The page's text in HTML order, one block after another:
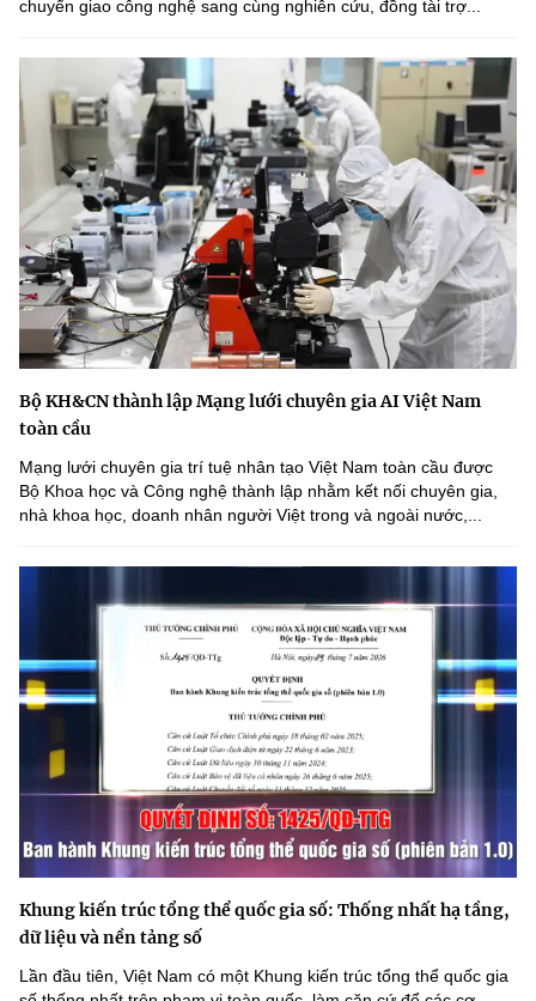
chuyển giao công nghệ sang cùng nghiên cứu, đồng tài trợ...
Bộ KH&CN thành lập Mạng lưới chuyên gia AI Việt Nam
toàn cầu
Mạng lưới chuyên gia trí tuệ nhân tạo Việt Nam toàn cầu được
Bộ Khoa học và Công nghệ thành lập nhằm kết nối chuyên gia,
nhà khoa học, doanh nhân người Việt trong và ngoài nước,...
Khung kiến trúc tổng thể quốc gia số: Thống nhất hạ tầng,
dữ liệu và nền tảng số
Lần đầu tiên, Việt Nam có một Khung kiến trúc tổng thể quốc gia